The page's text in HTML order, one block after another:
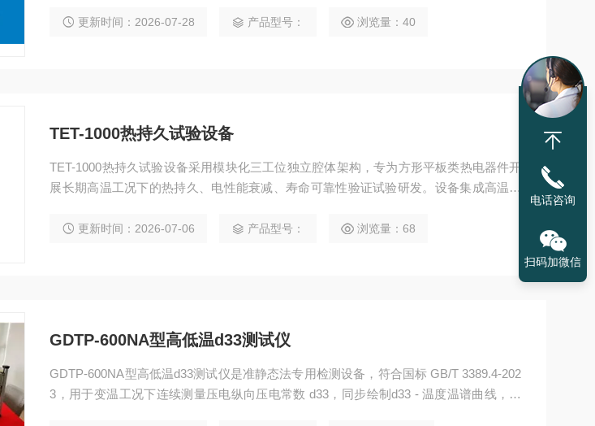
绘制介电温谱、介电频谱、Nyquist 阻抗图、Cole-Cole 图，核心用于定位居里温度、相
更新时间：2026-07-28 产品型号： 浏览量：40
TET-1000热持久试验设备
TET-1000热持久试验设备采用模块化三工位独立腔体架构，专为方形平板类热电器件开
展长期高温工况下的热持久、电性能衰减、寿命可靠性验证试验研发。设备集成高温加
位电子负载及全自动测控平台；可模拟真空、惰性气体正压两类复杂服役工况，复现热
更新时间：2026-07-06 产品型号： 浏览量：68
GDTP-600NA型高低温d33测试仪
GDTP-600NA型高低温d33测试仪是准静态法专用检测设备，符合国标 GB/T 3389.4-202
3，用于变温工况下连续测量压电纵向压电常数 d33，同步绘制d33 - 温度温谱曲线，评
电话咨询
扫码加微信